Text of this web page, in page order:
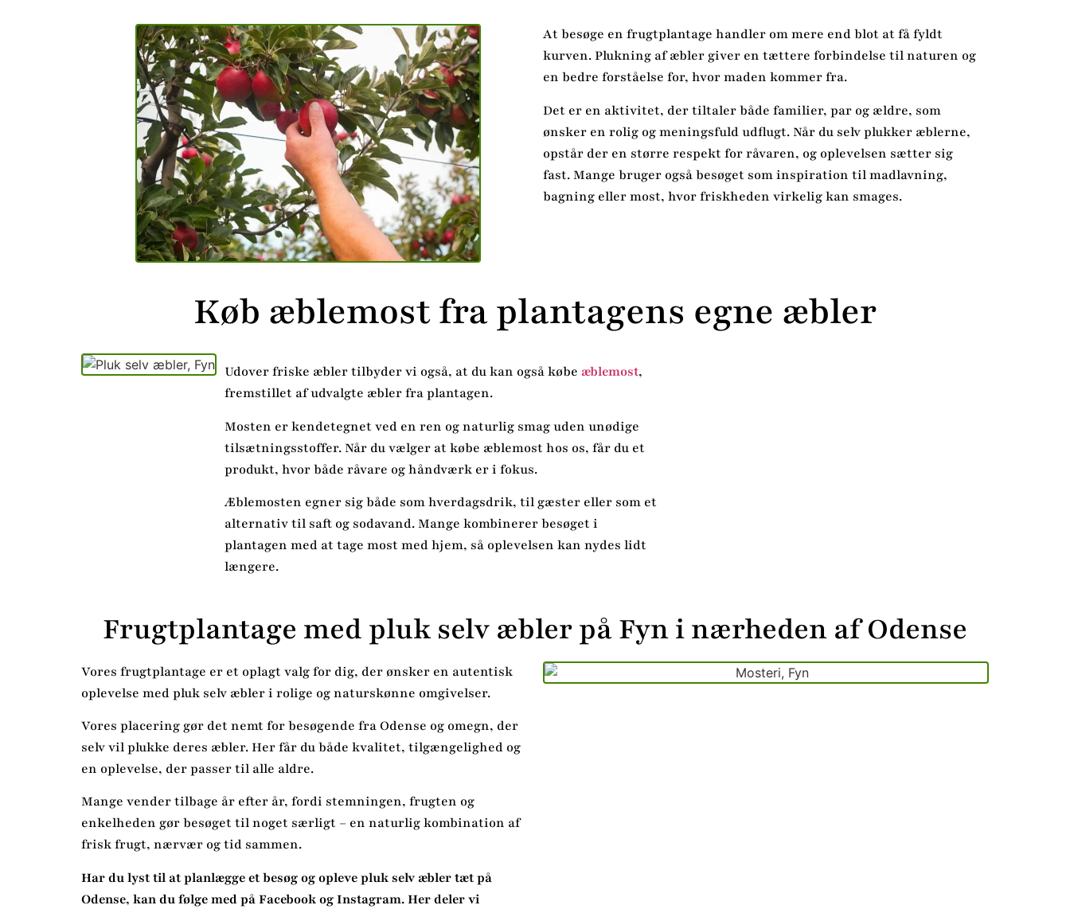
At besøge en frugtplantage handler om mere end blot at få fyldt
kurven. Plukning af æbler giver en tættere forbindelse til naturen og
en bedre forståelse for, hvor maden kommer fra.
Det er en aktivitet, der tiltaler både familier, par og ældre, som
ønsker en rolig og meningsfuld udflugt. Når du selv plukker æblerne,
opstår der en større respekt for råvaren, og oplevelsen sætter sig
fast. Mange bruger også besøget som inspiration til madlavning,
bagning eller most, hvor friskheden virkelig kan smages.
Køb æblemost fra plantagens egne æbler
Udover friske æbler tilbyder vi også, at du kan også købe æblemost,
fremstillet af udvalgte æbler fra plantagen.
Mosten er kendetegnet ved en ren og naturlig smag uden unødige
tilsætningsstoffer. Når du vælger at købe æblemost hos os, får du et
produkt, hvor både råvare og håndværk er i fokus.
Æblemosten egner sig både som hverdagsdrik, til gæster eller som et
alternativ til saft og sodavand. Mange kombinerer besøget i
plantagen med at tage most med hjem, så oplevelsen kan nydes lidt
længere.
Frugtplantage med pluk selv æbler på Fyn i nærheden af Odense
Vores frugtplantage er et oplagt valg for dig, der ønsker en autentisk
oplevelse med pluk selv æbler i rolige og naturskønne omgivelser.
Vores placering gør det nemt for besøgende fra Odense og omegn, der
selv vil plukke deres æbler. Her får du både kvalitet, tilgængelighed og
en oplevelse, der passer til alle aldre.
Mange vender tilbage år efter år, fordi stemningen, frugten og
enkelheden gør besøget til noget særligt – en naturlig kombination af
frisk frugt, nærvær og tid sammen.
Har du lyst til at planlægge et besøg og opleve pluk selv æbler tæt på
Odense, kan du følge med på Facebook og Instagram. Her deler vi